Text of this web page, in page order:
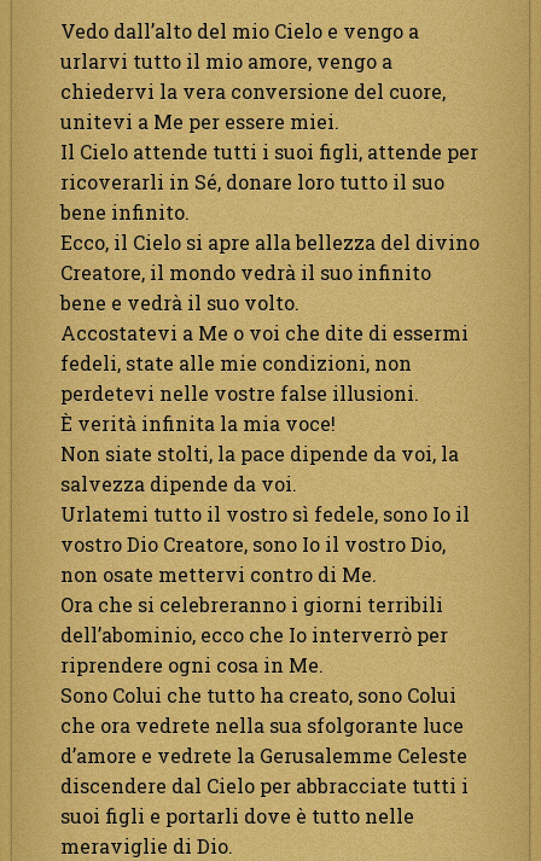
Vedo dall’alto del mio Cielo e vengo a
urlarvi tutto il mio amore, vengo a
chiedervi la vera conversione del cuore,
unitevi a Me per essere miei.
Il Cielo attende tutti i suoi figli, attende per
ricoverarli in Sé, donare loro tutto il suo
bene infinito.
Ecco, il Cielo si apre alla bellezza del divino
Creatore, il mondo vedrà il suo infinito
bene e vedrà il suo volto.
Accostatevi a Me o voi che dite di essermi
fedeli, state alle mie condizioni, non
perdetevi nelle vostre false illusioni.
È verità infinita la mia voce!
Non siate stolti, la pace dipende da voi, la
salvezza dipende da voi.
Urlatemi tutto il vostro sì fedele, sono Io il
vostro Dio Creatore, sono Io il vostro Dio,
non osate mettervi contro di Me.
Ora che si celebreranno i giorni terribili
dell’abominio, ecco che Io interverrò per
riprendere ogni cosa in Me.
Sono Colui che tutto ha creato, sono Colui
che ora vedrete nella sua sfolgorante luce
d’amore e vedrete la Gerusalemme Celeste
discendere dal Cielo per abbracciate tutti i
suoi figli e portarli dove è tutto nelle
meraviglie di Dio.